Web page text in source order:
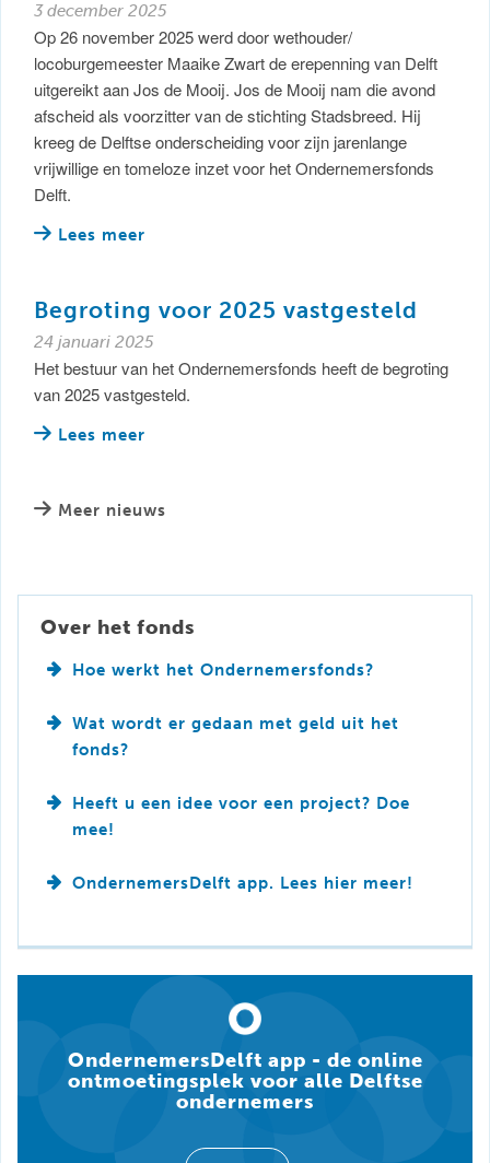
3 december 2025
Op 26 november 2025 werd door wethouder/
locoburgemeester Maaike Zwart de erepenning van Delft
uitgereikt aan Jos de Mooij. Jos de Mooij nam die avond
afscheid als voorzitter van de stichting Stadsbreed. Hij
kreeg de Delftse onderscheiding voor zijn jarenlange
vrijwillige en tomeloze inzet voor het Ondernemersfonds
Delft.
Lees meer
Begroting voor 2025 vastgesteld
24 januari 2025
Het bestuur van het Ondernemersfonds heeft de begroting
van 2025 vastgesteld.
Lees meer
Meer nieuws
Over het fonds
Hoe werkt het Ondernemersfonds?
Wat wordt er gedaan met geld uit het
fonds?
Heeft u een idee voor een project? Doe
mee!
OndernemersDelft app. Lees hier meer!
OndernemersDelft app - de online
ontmoetingsplek voor alle Delftse
ondernemers